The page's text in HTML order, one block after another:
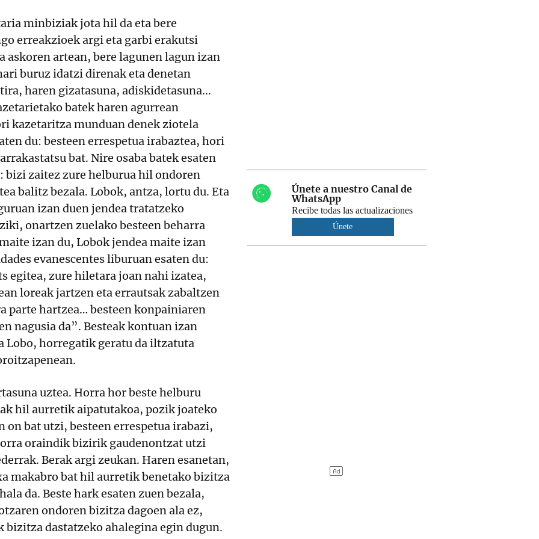
minbiziak jota hil da eta bere
erreakzioek argi eta garbi erakutsi
askoren artean, bere lagunen lagun izan
buruz idatzi direnak eta denetan
haren gizatasuna, adiskidetasuna...
batek haren agurrean
kazetaritza munduan denek ziotela
du: besteen errespetua irabaztea, hori
bat. Nire osaba batek esaten
bizi zaitez zure helburua hil ondoren
balitz bezala. Lobok, antza, lortu du. Eta
izan duen jendea tratatzeko
onartzen zuelako besteen beharra
izan du, Lobok jendea maite izan
evanescentes liburuan esaten du:
egitea, zure hiletara joan nahi izatea,
loreak jartzen eta errautsak zabaltzen
parte hartzea… besteen konpainiaren
nagusia da”. Besteak kontuan izan
Lobo, horregatik geratu da iltzatuta
uztea. Horra hor beste helburu
hil aurretik aipatutakoa, pozik joateko
on bat utzi, besteen errespetua irabazi,
oraindik bizirik gaudenontzat utzi
Berak argi zeukan. Haren esanetan,
makabro bat hil aurretik benetako bizitza
da. Beste hark esaten zuen bezala,
ondoren bizitza dagoen ala ez,
dastatzeko ahalegina egin dugun.
Únete a nuestro Canal de
WhatsApp
Recibe todas las actualizaciones
Únete